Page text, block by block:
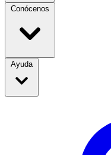
Conócenos
Ayuda